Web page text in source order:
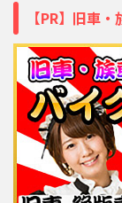
【PR】旧車